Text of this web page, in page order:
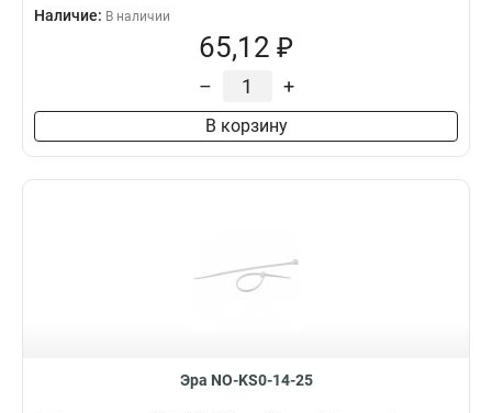
Наличие: В наличии
65,12 ₽
– +
В корзину
Эра NO-KS0-14-25